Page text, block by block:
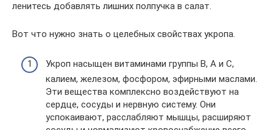
ленитесь добавлять лишних полпучка в салат.
Вот что нужно знать о целебных свойствах укропа.
Укроп насыщен витаминами группы В, А и С,
калием, железом, фосфором, эфирными маслами.
Эти вещества комплексно воздействуют на
сердце, сосуды и нервную систему. Они
успокаивают, расслабляют мышцы, расширяют